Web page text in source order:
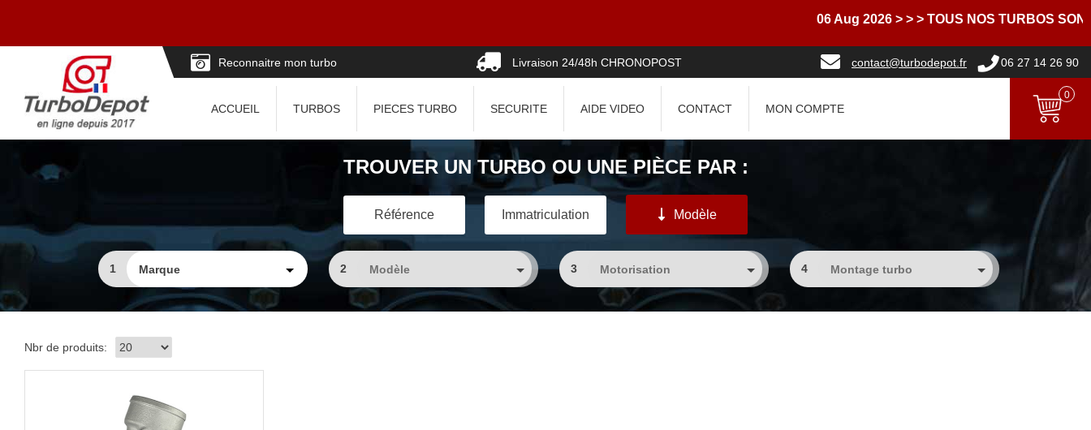
06 Aug 2026 > > > TOUS NOS TURBOS SONT
Reconnaitre mon turbo Livraison 24/48h CHRONOPOST contact@turbodepot.fr 06 27 14 26 90
ACCUEIL TURBOS PIECES TURBO SECURITE AIDE VIDEO CONTACT MON COMPTE
0
TROUVER UN TURBO OU UNE PIÈCE PAR :
Référence Immatriculation Modèle
1 2 3 4
Nbr de produits: